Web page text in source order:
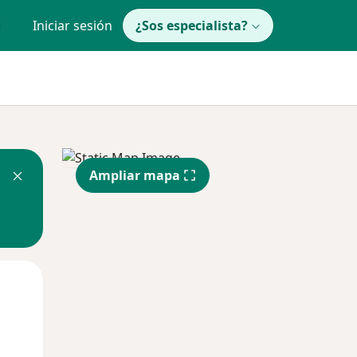
Iniciar sesión ¿Sos especialista?
Ampliar mapa